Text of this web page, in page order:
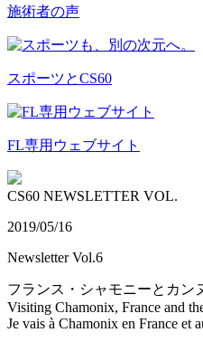
施術者の声
スポーツとCS60
FL専用ウェブサイト
CS60 NEWSLETTER VOL.
2019/05/16
Newsletter Vol.6
フランス・シャモニーとカン
Visiting Chamonix, France and
Je vais à Chamonix en France et